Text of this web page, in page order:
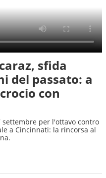
sfida
del passato: a
con
per l'ottavo contro
a Cincinnati: la rincorsa al